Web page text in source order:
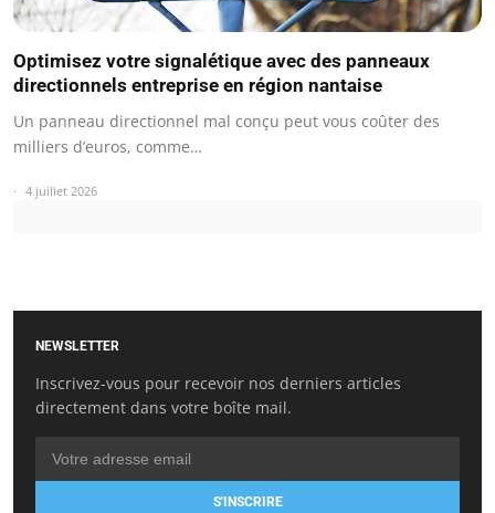
Optimisez votre signalétique avec des panneaux
directionnels entreprise en région nantaise
Un panneau directionnel mal conçu peut vous coûter des
milliers d’euros, comme…
4 juillet 2026
NEWSLETTER
Inscrivez-vous pour recevoir nos derniers articles
directement dans votre boîte mail.
S'INSCRIRE